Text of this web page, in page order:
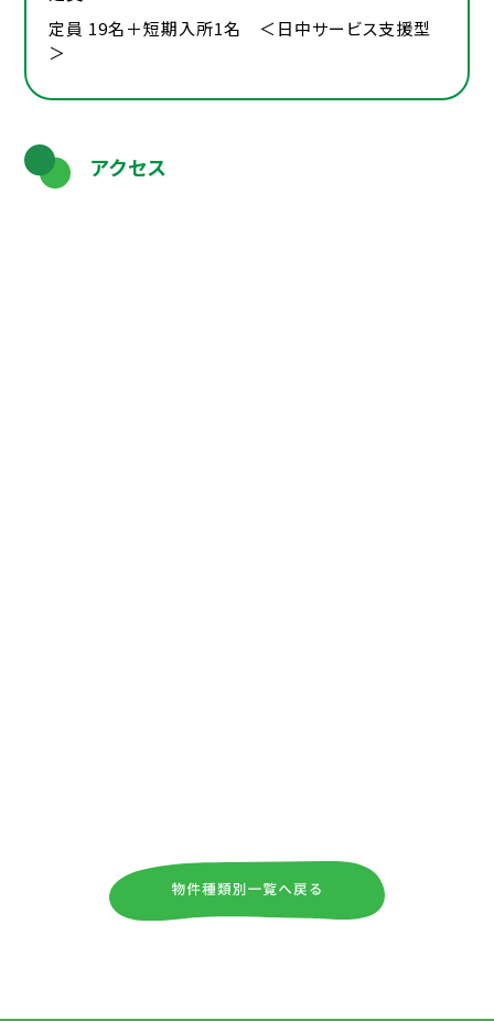
定員 19名＋短期入所1名 ＜日中サービス支援型
＞
アクセス